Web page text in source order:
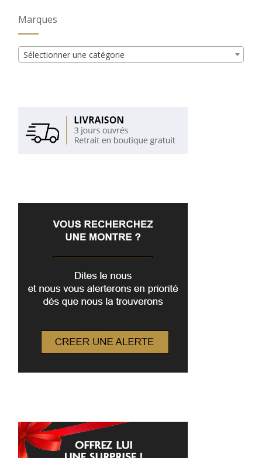
Marques
Sélectionner une catégorie